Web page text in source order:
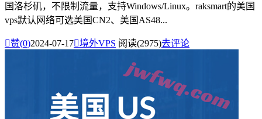
国洛杉矶，不限制流量，支持Windows/Linux。raksmart的美国
vps默认网络可选美国CN2、美国AS48...
赞(0)2024-07-17境外VPS 阅读(2975)去评论